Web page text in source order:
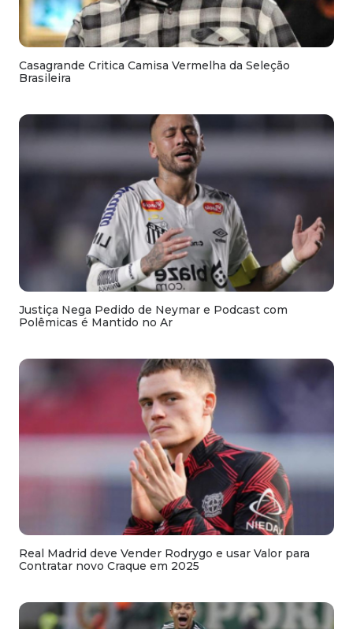
Casagrande Critica Camisa Vermelha da Seleção
Brasileira
Justiça Nega Pedido de Neymar e Podcast com
Polêmicas é Mantido no Ar
Real Madrid deve Vender Rodrygo e usar Valor para
Contratar novo Craque em 2025